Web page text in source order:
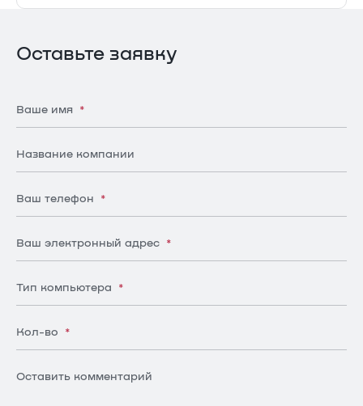
Оставьте заявку
Ваше имя *
Название компании
Ваш телефон *
Ваш электронный адрес *
Тип компьютера *
Кол-во *
Оставить комментарий